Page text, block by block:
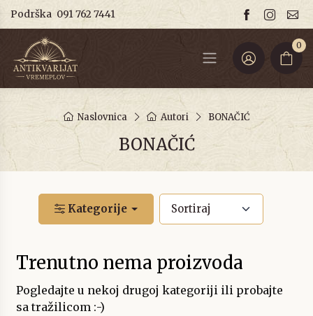
Podrška 091 762 7441
0
Naslovnica Autori BONAČIĆ
BONAČIĆ
Kategorije
Trenutno nema proizvoda
Pogledajte u nekoj drugoj kategoriji ili probajte
sa tražilicom :-)